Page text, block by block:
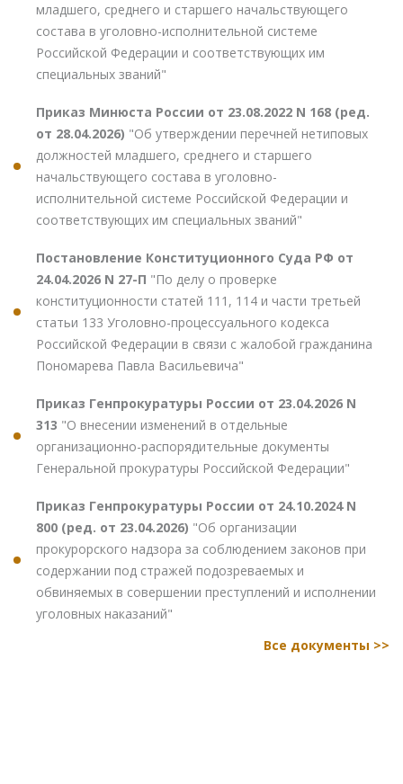
младшего, среднего и старшего начальствующего
состава в уголовно-исполнительной системе
Российской Федерации и соответствующих им
специальных званий"
Приказ Минюста России от 23.08.2022 N 168 (ред.
от 28.04.2026) "Об утверждении перечней нетиповых
должностей младшего, среднего и старшего
начальствующего состава в уголовно-
исполнительной системе Российской Федерации и
соответствующих им специальных званий"
Постановление Конституционного Суда РФ от
24.04.2026 N 27-П "По делу о проверке
конституционности статей 111, 114 и части третьей
статьи 133 Уголовно-процессуального кодекса
Российской Федерации в связи с жалобой гражданина
Пономарева Павла Васильевича"
Приказ Генпрокуратуры России от 23.04.2026 N
313 "О внесении изменений в отдельные
организационно-распорядительные документы
Генеральной прокуратуры Российской Федерации"
Приказ Генпрокуратуры России от 24.10.2024 N
800 (ред. от 23.04.2026) "Об организации
прокурорского надзора за соблюдением законов при
содержании под стражей подозреваемых и
обвиняемых в совершении преступлений и исполнении
уголовных наказаний"
Все документы >>